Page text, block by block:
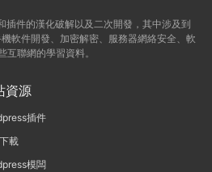
插件的漢化破解以及二次開發，其中涉及到
軟件開發、加密解密、服務器網絡安全、軟
聯網的學習資料。
資源
插件
載
模闆